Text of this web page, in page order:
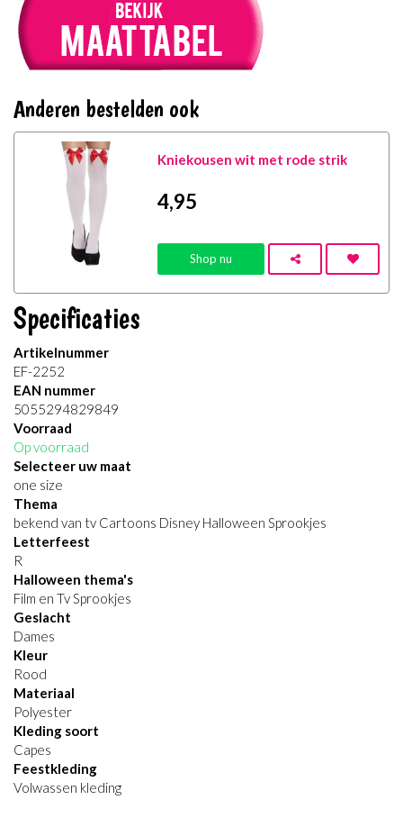
Anderen bestelden ook
Kniekousen wit met rode strik
4,95
Shop nu
Specificaties
Artikelnummer
EF-2252
EAN nummer
5055294829849
Voorraad
Op voorraad
Selecteer uw maat
one size
Thema
bekend van tv Cartoons Disney Halloween Sprookjes
Letterfeest
R
Halloween thema's
Film en Tv Sprookjes
Geslacht
Dames
Kleur
Rood
Materiaal
Polyester
Kleding soort
Capes
Feestkleding
Volwassen kleding